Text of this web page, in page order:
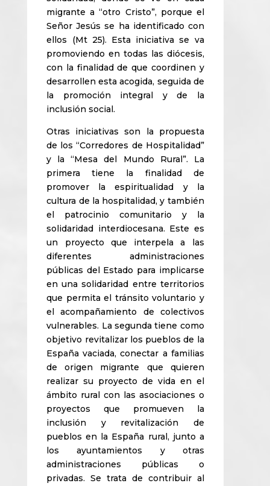
migrante a “otro Cristo”, porque el
Señor Jesús se ha identificado con
ellos (Mt 25). Esta iniciativa se va
promoviendo en todas las diócesis,
con la finalidad de que coordinen y
desarrollen esta acogida, seguida de
la promoción integral y de la
inclusión social.
Otras iniciativas son la propuesta
de los “Corredores de Hospitalidad”
y la “Mesa del Mundo Rural”. La
primera tiene la finalidad de
promover la espiritualidad y la
cultura de la hospitalidad, y también
el patrocinio comunitario y la
solidaridad interdiocesana. Este es
un proyecto que interpela a las
diferentes administraciones
públicas del Estado para implicarse
en una solidaridad entre territorios
que permita el tránsito voluntario y
el acompañamiento de colectivos
vulnerables. La segunda tiene como
objetivo revitalizar los pueblos de la
España vaciada, conectar a familias
de origen migrante que quieren
realizar su proyecto de vida en el
ámbito rural con las asociaciones o
proyectos que promueven la
inclusión y revitalización de
pueblos en la España rural, junto a
los ayuntamientos y otras
administraciones públicas o
privadas. Se trata de contribuir al